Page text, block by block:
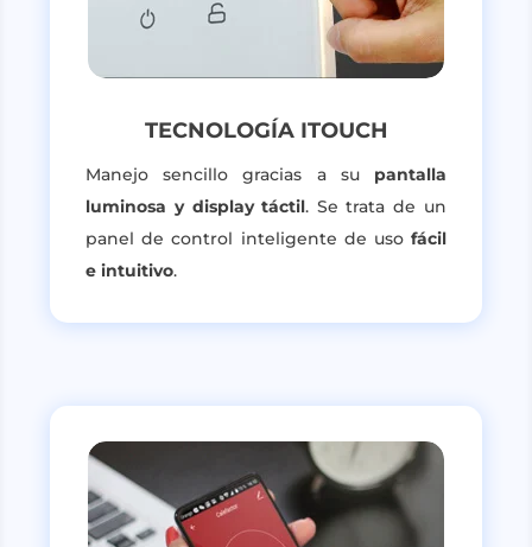
TECNOLOGÍA ITOUCH
Manejo sencillo gracias a su pantalla
luminosa y display táctil. Se trata de un
panel de control inteligente de uso fácil
e intuitivo.